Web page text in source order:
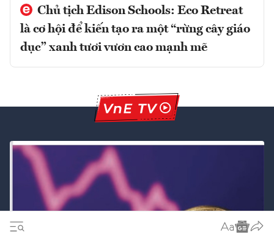
là cơ hội để kiến tạo ra một “rừng cây giáo
dục” xanh tươi vươn cao mạnh mẽ